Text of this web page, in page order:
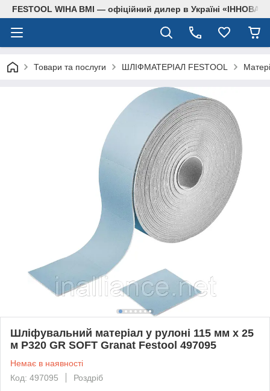
FESTOOL WIHA BMI — офіційний дилер в Україні
Товари та послуги ШЛІФМАТЕРІАЛ FESTOOL
Шліфувальний матеріал у рулоні 115 мм x 25
м P320 GR SOFT Granat Festool 497095
Немає в наявності
Код: 497095
Роздріб